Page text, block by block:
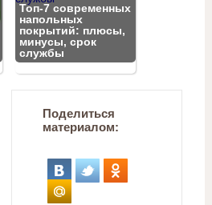
Топ‑7 современных
напольных
покрытий: плюсы,
минусы, срок
службы
Поделиться
материалом: